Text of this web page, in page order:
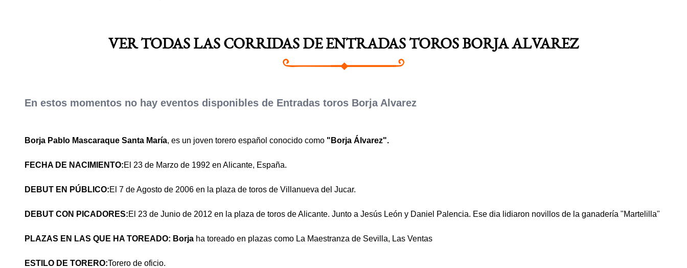
VER TODAS LAS CORRIDAS DE ENTRADAS TOROS BORJA ALVAREZ
En estos momentos no hay eventos disponibles de Entradas toros Borja Alvarez
Borja Pablo Mascaraque Santa María, es un joven torero español conocido como "Borja Álvarez".
FECHA DE NACIMIENTO:El 23 de Marzo de 1992 en Alicante, España.
DEBUT EN PÚBLICO:El 7 de Agosto de 2006 en la plaza de toros de Villanueva del Jucar.
DEBUT CON PICADORES:El 23 de Junio de 2012 en la plaza de toros de Alicante. Junto a Jesús León y Daniel Palencia. Ese dia lidiaron novillos de la ganadería "Martelilla"
PLAZAS EN LAS QUE HA TOREADO: Borja ha toreado en plazas como La Maestranza de Sevilla, Las Ventas
ESTILO DE TORERO:Torero de oficio.